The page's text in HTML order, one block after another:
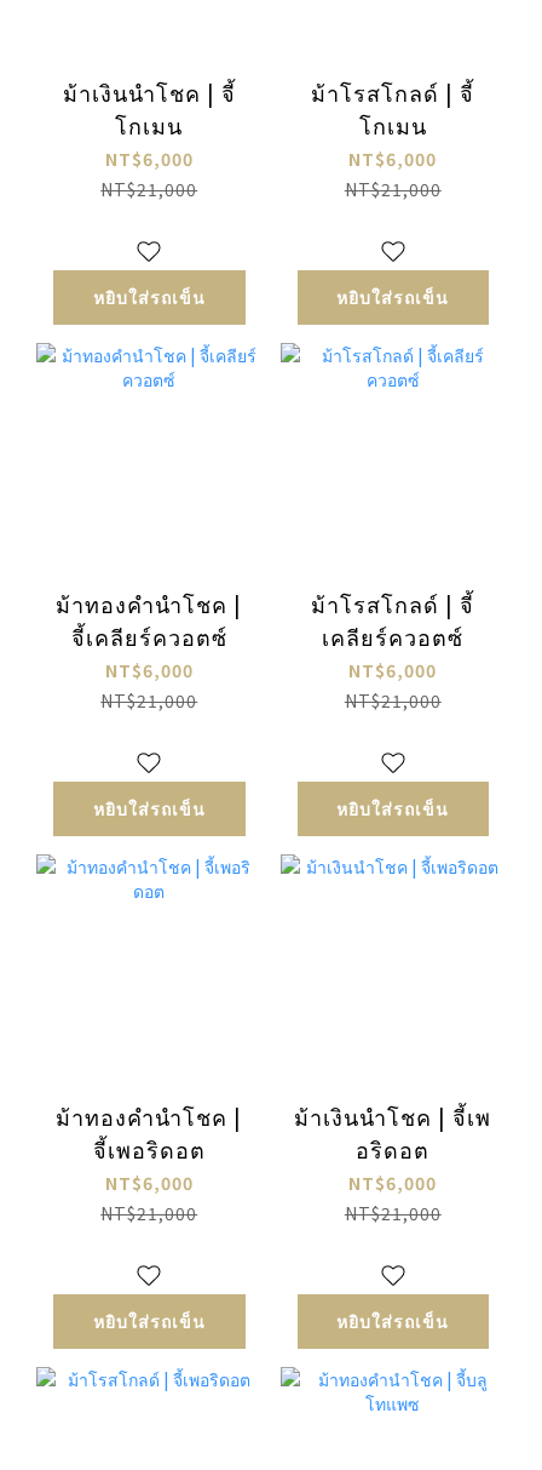
ม้าเงินนำโชค | จี้
โกเมน
NT$6,000
NT$21,000
หยิบใส่รถเข็น
ม้าโรสโกลด์ | จี้
โกเมน
NT$6,000
NT$21,000
หยิบใส่รถเข็น
ม้าทองคำนำโชค |
จี้เคลียร์ควอตซ์
NT$6,000
NT$21,000
หยิบใส่รถเข็น
ม้าโรสโกลด์ | จี้
เคลียร์ควอตซ์
NT$6,000
NT$21,000
หยิบใส่รถเข็น
ม้าทองคำนำโชค |
จี้เพอริดอต
NT$6,000
NT$21,000
หยิบใส่รถเข็น
ม้าเงินนำโชค | จี้เพ
อริดอต
NT$6,000
NT$21,000
หยิบใส่รถเข็น